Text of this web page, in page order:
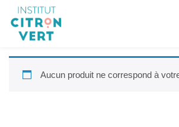
Aucun produit ne correspond à